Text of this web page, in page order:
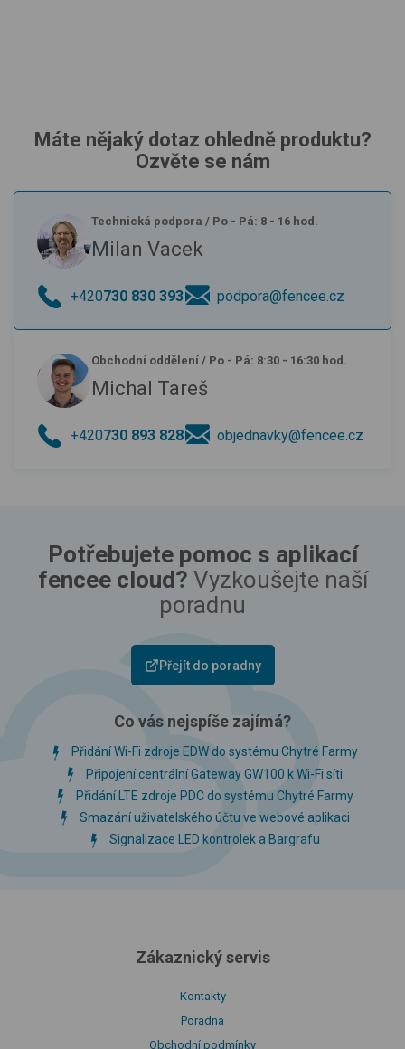
Máte nějaký dotaz ohledně produktu?
Ozvěte se nám
Technická podpora / Po - Pá: 8 - 16 hod.
Milan Vacek
+420730 830 393 podpora@fencee.cz
Obchodní oddělení / Po - Pá: 8:30 - 16:30 hod.
Michal Tareš
+420730 893 828 objednavky@fencee.cz
Potřebujete pomoc s aplikací
fencee cloud? Vyzkoušejte naší
poradnu
Přejít do poradny
Co vás nejspíše zajímá?
Přidání Wi-Fi zdroje EDW do systému Chytré Farmy
Připojení centrální Gateway GW100 k Wi-Fi síti
Přidání LTE zdroje PDC do systému Chytré Farmy
Smazání uživatelského účtu ve webové aplikaci
Signalizace LED kontrolek a Bargrafu
Zákaznický servis
Kontakty
Poradna
Obchodní podmínky